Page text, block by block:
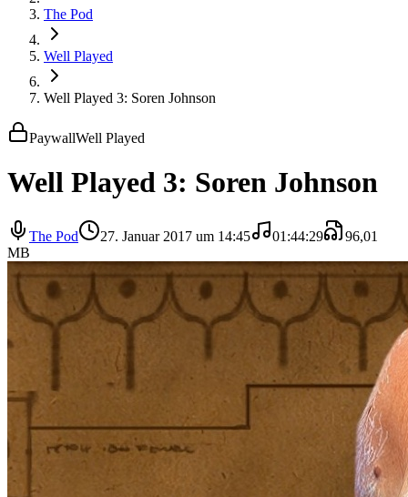
The Pod
Well Played
Well Played 3: Soren Johnson
PaywallWell Played
Well Played 3: Soren Johnson
The Pod 27. Januar 2017 um 14:45 01:44:29
96,01
MB